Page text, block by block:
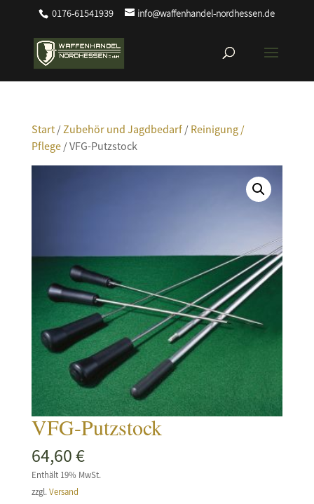
0176-61541939 info@waffenhandel-nordhessen.de
Start/Zubehör und Jagdbedarf/ Reinigung /
Pflege/ VFG-Putzstock
VFG-Putzstock
64,60€
Enthält 19% MwSt.
zzgl.Versand